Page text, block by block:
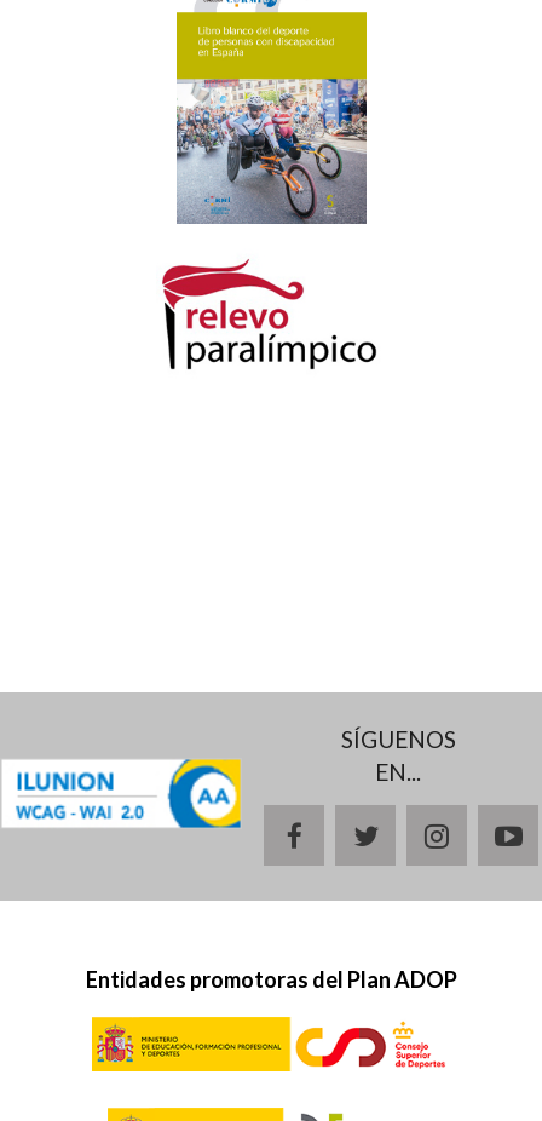
SÍGUENOS
EN...
facebooktwitter
Entidades promotoras del Plan ADOP